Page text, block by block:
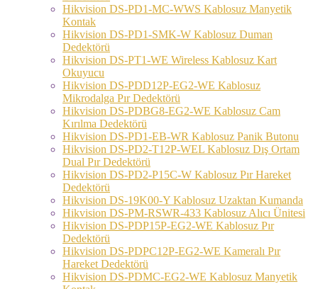
Hikvision DS-PD1-MC-WWS Kablosuz Manyetik
Kontak
Hikvision DS-PD1-SMK-W Kablosuz Duman
Dedektörü
Hikvision DS-PT1-WE Wireless Kablosuz Kart
Okuyucu
Hikvision DS-PDD12P-EG2-WE Kablosuz
Mikrodalga Pır Dedektörü
Hikvision DS-PDBG8-EG2-WE Kablosuz Cam
Kırılma Dedektörü
Hikvision DS-PD1-EB-WR Kablosuz Panik Butonu
Hikvision DS-PD2-T12P-WEL Kablosuz Dış Ortam
Dual Pır Dedektörü
Hikvision DS-PD2-P15C-W Kablosuz Pır Hareket
Dedektörü
Hikvision DS-19K00-Y Kablosuz Uzaktan Kumanda
Hikvision DS-PM-RSWR-433 Kablosuz Alıcı Ünitesi
Hikvision DS-PDP15P-EG2-WE Kablosuz Pır
Dedektörü
Hikvision DS-PDPC12P-EG2-WE Kameralı Pır
Hareket Dedektörü
Hikvision DS-PDMC-EG2-WE Kablosuz Manyetik